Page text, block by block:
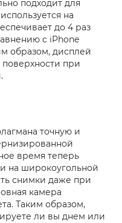
подходит для
на
до 4 раз
с iPhone
образом, дисплей
при
точную и
время теперь
и на широкоугольной
снимки даже при
камера
Таким образом,
ли вы днем или